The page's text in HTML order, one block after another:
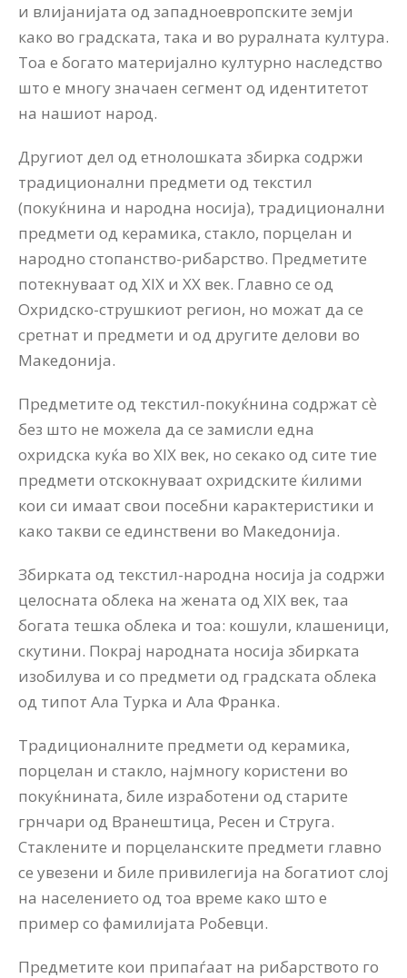
и влијанијата од западноевропските земји
како во градската, така и во руралната култура.
Тоа е богато материјално културно наследство
што е многу значаен сегмент од идентитетот
на нашиот народ.
Другиот дел од етнолошката збирка содржи
традиционални предмети од текстил
(покуќнина и народна носија), традиционални
предмети од керамика, стакло, порцелан и
народно стопанство-рибарство. Предметите
потекнуваат од XIX и XX век. Главно се од
Охридско-струшкиот регион, но можат да се
сретнат и предмети и од другите делови во
Македонија.
Предметите од текстил-покуќнина содржат сѐ
без што не можела да се замисли една
охридска куќа во XIX век, но секако од сите тие
предмети отскокнуваат охридските ќилими
кои си имаат свои посебни карактеристики и
како такви се единствени во Македонија.
Збирката од текстил-народна носија ја содржи
целосната облека на жената од XIX век, таа
богата тешка облека и тоа: кошули, клашеници,
скутини. Покрај народната носија збирката
изобилува и со предмети од градската облека
од типот Ала Турка и Ала Франка.
Традиционалните предмети од керамика,
порцелан и стакло, најмногу користени во
покуќнината, биле изработени од старите
грнчари од Вранештица, Ресен и Струга.
Стаклените и порцеланските предмети главно
се увезени и биле привилегија на богатиот слој
на населението од тоа време како што е
пример со фамилијата Робевци.
Предметите кои припаѓаат на рибарството го